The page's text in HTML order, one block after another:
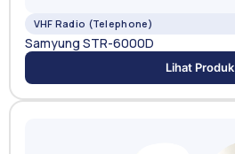
VHF Radio (Telephone)
Samyung STR-6000D
Lihat Produk